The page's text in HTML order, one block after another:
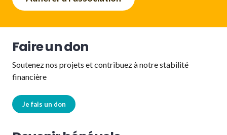
Faire un don
Soutenez nos projets et contribuez à notre stabilité
financière
Je fais un don